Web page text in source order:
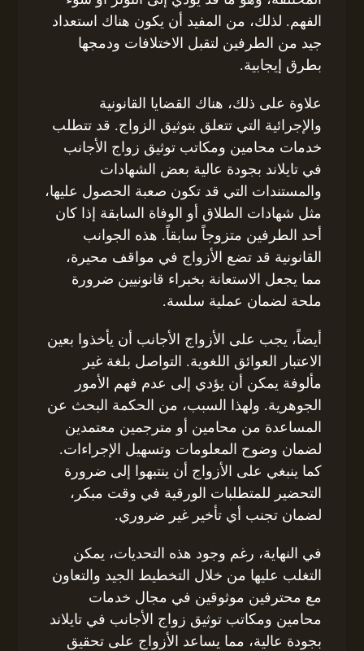
الفهم. لذلك، من المفيد أن يكون هناك استعداد
جيد من الطرفين لتقبل الاختلافات ودمجها
بطرق إيجابية.
علاوة على ذلك، هناك القضايا القانونية
والإجرائية التي تتعلق بتوثيق الزواج. قد تتطلب
خدمات محامين ومكاتب توثيق زواج الأجانب
في تايلاند بجودة عالية بعض الشهادات
والمستندات التي قد تكون صعبة الحصول عليها،
مثل شهادات الطلاق أو الوفاة السابقة إذا كان
أحد الطرفين متزوجاً سابقاً. هذه الجوانب
القانونية قد تضع الأزواج في مواقف محيرة،
مما يجعل الاستعانة بخبراء قانونيين ضرورة
ملحة لضمان عملية سلسة.
أيضاً، يجب على الأزواج الأجانب أن يأخذوا بعين
الاعتبار العوائق اللغوية. التواصل بلغة غير
مألوفة يمكن أن يؤدي إلى عدم فهم الأمور
الجوهرية. ولهذا السبب، من الحكمة البحث عن
المساعدة من محامين أو مترجمين معتمدين
لضمان وضوح المعلومات وتسهيل الإجراءات.
كما ينبغي على الأزواج أن ينتبهوا إلى ضرورة
التحضير للمتطلبات الورقية في وقت مبكر،
لضمان تجنب أي تأخير غير ضروري.
في النهاية، رغم وجود هذه التحديات، يمكن
التغلب عليها من خلال التخطيط الجيد والتعاون
مع محترفين موثوقين في مجال خدمات
محامين ومكاتب توثيق زواج الأجانب في تايلاند
بجودة عالية، مما يساعد الأزواج على تحقيق